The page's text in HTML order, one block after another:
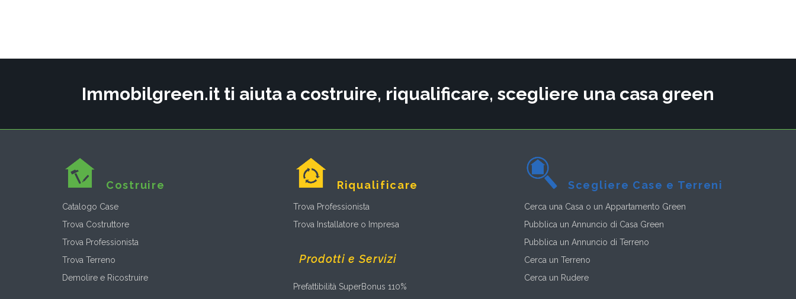
Immobilgreen.it ti aiuta a costruire, riqualificare, scegliere una casa green
Costruire
Catalogo Case
Trova Costruttore
Trova Professionista
Trova Terreno
Demolire e Ricostruire
Riqualificare
Trova Professionista
Trova Installatore o Impresa
Prodotti e Servizi
Prefattibilità SuperBonus 110%
Scegliere Case e Terreni
Cerca una Casa o un Appartamento Green
Pubblica un Annuncio di Casa Green
Pubblica un Annuncio di Terreno
Cerca un Terreno
Cerca un Rudere